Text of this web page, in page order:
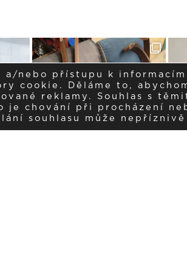
a/nebo přístupu k
cookie. Děláme to,
reklamy. Souhlas s
je chování při procházení
souhlasu může